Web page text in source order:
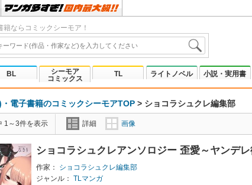
ならコミックシーモア！
BL
シーモア
コミックス
TL ライトノベル 小説・実用書
電子書籍のコミックシーモアTOP > ショコラシュクレ編集部
1～3件を表示 詳細 画像
ショコラシュクレアンソロジー 歪愛～ヤンデ
作家：
ショコラシュクレ編集部
ジャンル： TLマンガ